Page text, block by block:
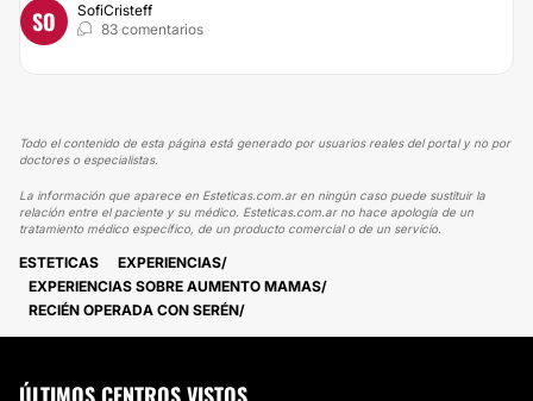
SO
SofiCristeff
83 comentarios
Todo el contenido de esta página está generado por usuarios reales del portal y no por
doctores o especialistas.
La información que aparece en Esteticas.com.ar en ningún caso puede sustituir la
relación entre el paciente y su médico. Esteticas.com.ar no hace apología de un
tratamiento médico específico, de un producto comercial o de un servicio.
ESTETICAS
EXPERIENCIAS
EXPERIENCIAS SOBRE AUMENTO MAMAS
RECIÉN OPERADA CON SERÉN